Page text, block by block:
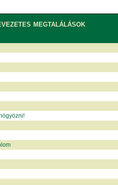
megtalálások